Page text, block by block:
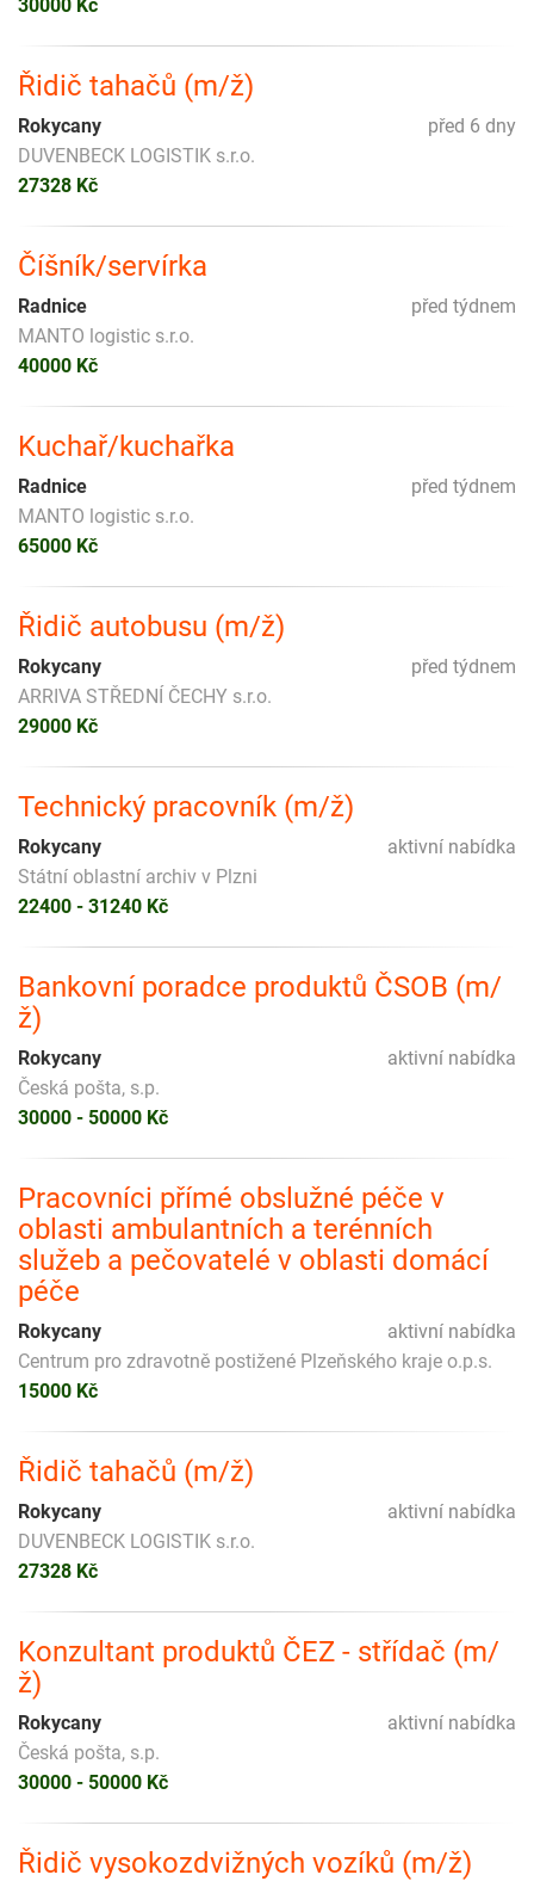
30000 Kč
Řidič tahačů (m/ž)
před 6 dny
Rokycany
DUVENBECK LOGISTIK s.r.o.
27328 Kč
Číšník/servírka
před týdnem
Radnice
MANTO logistic s.r.o.
40000 Kč
Kuchař/kuchařka
před týdnem
Radnice
MANTO logistic s.r.o.
65000 Kč
Řidič autobusu (m/ž)
před týdnem
Rokycany
ARRIVA STŘEDNÍ ČECHY s.r.o.
29000 Kč
Technický pracovník (m/ž)
aktivní nabídka
Rokycany
Státní oblastní archiv v Plzni
22400 - 31240 Kč
Bankovní poradce produktů ČSOB (m/
ž)
aktivní nabídka
Rokycany
Česká pošta, s.p.
30000 - 50000 Kč
Pracovníci přímé obslužné péče v
oblasti ambulantních a terénních
služeb a pečovatelé v oblasti domácí
péče
aktivní nabídka
Rokycany
Centrum pro zdravotně postižené Plzeňského kraje o.p.s.
15000 Kč
Řidič tahačů (m/ž)
aktivní nabídka
Rokycany
DUVENBECK LOGISTIK s.r.o.
27328 Kč
Konzultant produktů ČEZ - střídač (m/
ž)
aktivní nabídka
Rokycany
Česká pošta, s.p.
30000 - 50000 Kč
Řidič vysokozdvižných vozíků (m/ž)